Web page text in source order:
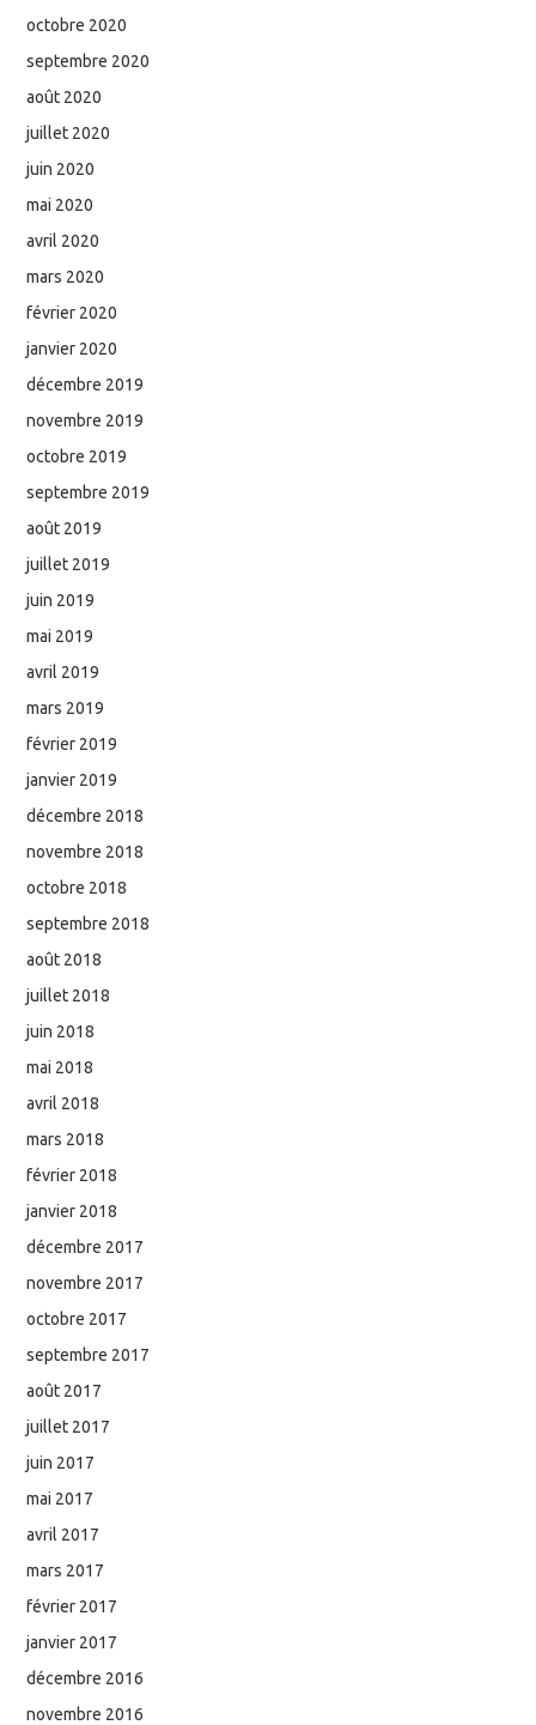
octobre 2020
septembre 2020
août 2020
juillet 2020
juin 2020
mai 2020
avril 2020
mars 2020
février 2020
janvier 2020
décembre 2019
novembre 2019
octobre 2019
septembre 2019
août 2019
juillet 2019
juin 2019
mai 2019
avril 2019
mars 2019
février 2019
janvier 2019
décembre 2018
novembre 2018
octobre 2018
septembre 2018
août 2018
juillet 2018
juin 2018
mai 2018
avril 2018
mars 2018
février 2018
janvier 2018
décembre 2017
novembre 2017
octobre 2017
septembre 2017
août 2017
juillet 2017
juin 2017
mai 2017
avril 2017
mars 2017
février 2017
janvier 2017
décembre 2016
novembre 2016